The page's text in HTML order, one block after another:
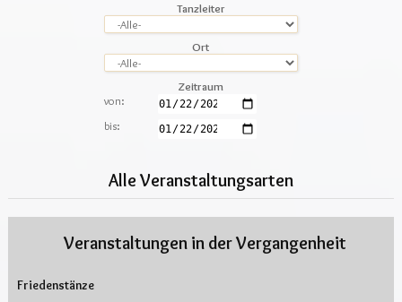
Tanzleiter
Ort
Zeitraum
von:
bis:
Alle Veranstaltungsarten
Veranstaltungen in der Vergangenheit
Friedenstänze